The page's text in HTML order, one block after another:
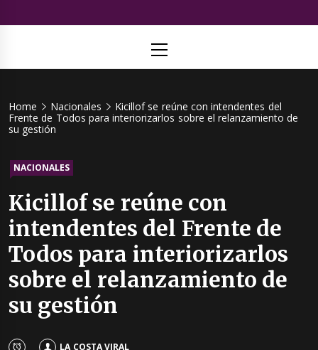
Viral
Menu
Home Nacionales
Kicillof se reúne con intendentes del
Frente de Todos para interiorizarlos sobre el relanzamiento de
su gestión
NACIONALES
Kicillof se reúne con
intendentes del Frente de
Todos para interiorizarlos
sobre el relanzamiento de
su gestión
LA COSTA VIRAL